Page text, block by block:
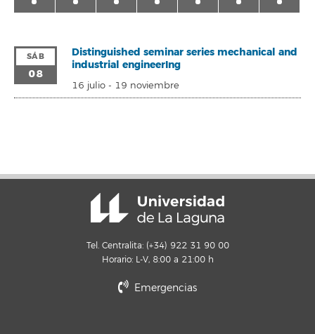
SÁB
08
Distinguished seminar series mechanical and
industrial engineerIng
16 julio- 19 noviembre
Tel. Centralita: (+34) 922 31 90 00
Horario: L-V, 8:00 a 21:00 h
Emergencias